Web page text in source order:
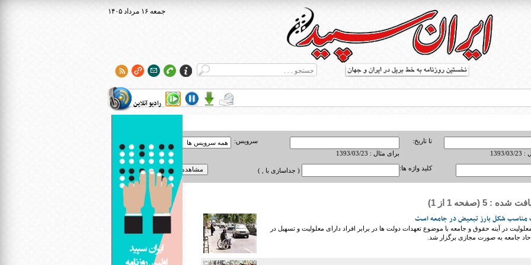
۱۴۰۵ جمعه ۱۶ مرداد
رادیو آنلاین
بریل در جهان
23
تا تاریخ:
برای مثال : 1393/03/23
سرویس:
کلید واژه ها: ( جداسازی با , )
: 5 (صفحه 1 از 1)
مناسب شکل بارز تبعیض در جامعه است
در آینه حقوق و جامعه با موضوع تعهدات دولت ها در برابر افراد دارای معلولیت و تسهیل در
جامعه به صورت مجازی برگزار شد.